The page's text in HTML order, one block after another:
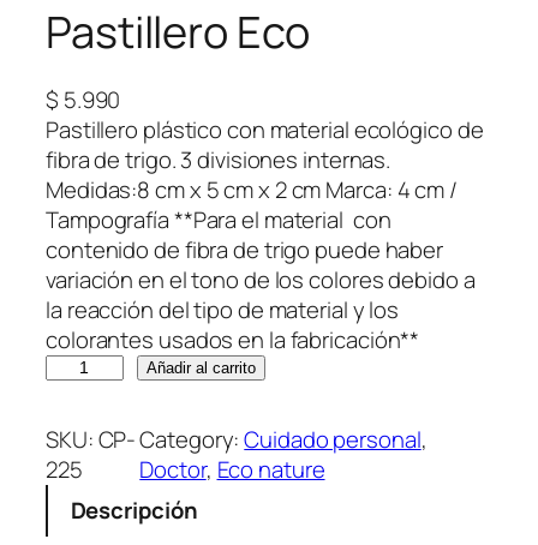
Pastillero Eco
$ 5.990
Pastillero plástico con material ecológico de
fibra de trigo. 3 divisiones internas.
Medidas:8 cm x 5 cm x 2 cm Marca: 4 cm /
Tampografía **Para el material con
contenido de fibra de trigo puede haber
variación en el tono de los colores debido a
la reacción del tipo de material y los
colorantes usados en la fabricación**
s
t
i
Añadir al carrito
SKU:CP-
225
Category:Cuidado personal
Doctor, Eco nature
Descripción